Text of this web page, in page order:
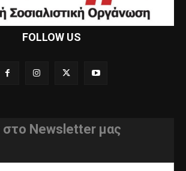
FOLLOW US
στο Newsletter μας